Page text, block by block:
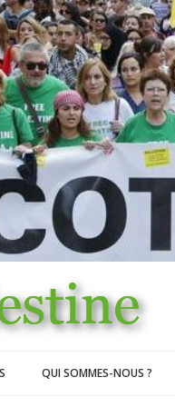
QUI SOMMES-NOUS ?